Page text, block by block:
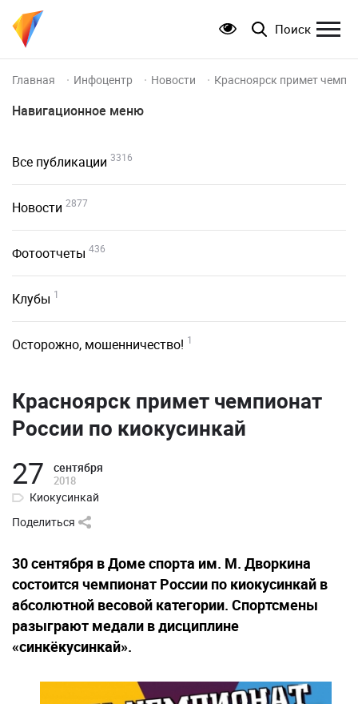
Поиск
Главная Инфоцентр Новости Красноярск примет
Навигационное меню
Все публикации 3316
Новости 2877
Фотоотчеты 436
Клубы 1
Осторожно, мошенничество! 1
Красноярск примет чемпионат
России по киокусинкай
27 сентября
2018
Киокусинкай
Поделиться
30 сентября в Доме спорта им. М. Дворкина
состоится чемпионат России по киокусинкай в
абсолютной весовой категории. Спортсмены
разыграют медали в дисциплине
«синкёкусинкай».